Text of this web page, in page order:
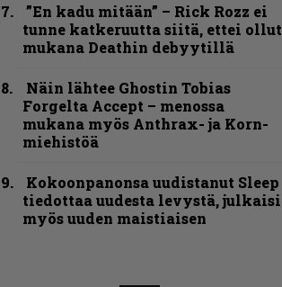
”En kadu mitään” – Rick Rozz ei
tunne katkeruutta siitä, ettei ollut
mukana Deathin debyytillä
Näin lähtee Ghostin Tobias
Forgelta Accept – menossa
mukana myös Anthrax- ja Korn-
miehistöä
Kokoonpanonsa uudistanut Sleep
tiedottaa uudesta levystä, julkaisi
myös uuden maistiaisen